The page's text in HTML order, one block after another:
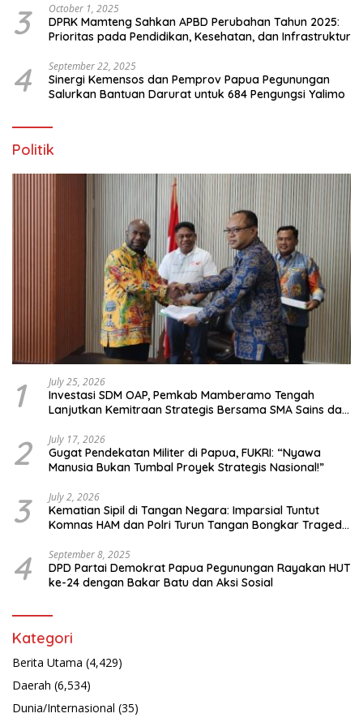
3 October 1, 2025
DPRK Mamteng Sahkan APBD Perubahan Tahun 2025:
Prioritas pada Pendidikan, Kesehatan, dan Infrastruktur
4 September 22, 2025
Sinergi Kemensos dan Pemprov Papua Pegunungan
Salurkan Bantuan Darurat untuk 684 Pengungsi Yalimo
Politik
1 July 25, 2026
Investasi SDM OAP, Pemkab Mamberamo Tengah
Lanjutkan Kemitraan Strategis Bersama SMA Sains dan
2 July 17, 2026
Gugat Pendekatan Militer di Papua, FUKRI: “Nyawa
Manusia Bukan Tumbal Proyek Strategis Nasional!”
3 July 2, 2026
Kematian Sipil di Tangan Negara: Imparsial Tuntut
Komnas HAM dan Polri Turun Tangan Bongkar Tragedi
4 September 8, 2025
DPD Partai Demokrat Papua Pegunungan Rayakan HUT
ke-24 dengan Bakar Batu dan Aksi Sosial
Kategori
Berita Utama (4,429)
Daerah (6,534)
Dunia/Internasional (35)